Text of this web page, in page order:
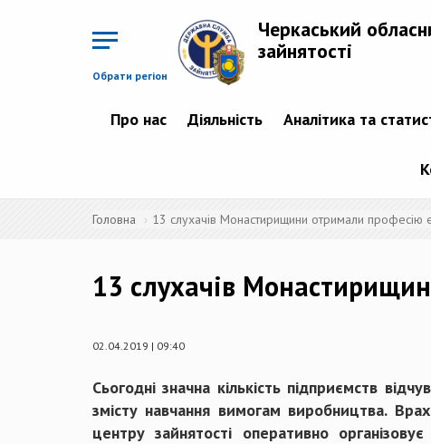
Обрати регіон
Черкаський
зайнятості
Про нас Діяльність Аналітика та
Головна 13 слухачів Монастирищини отримали професію
13 слухачів
02.04.2019 | 09:40
Сьогодні значна кількість підприємств
змісту навчання вимогам виробництва.
центру зайнятості оперативно